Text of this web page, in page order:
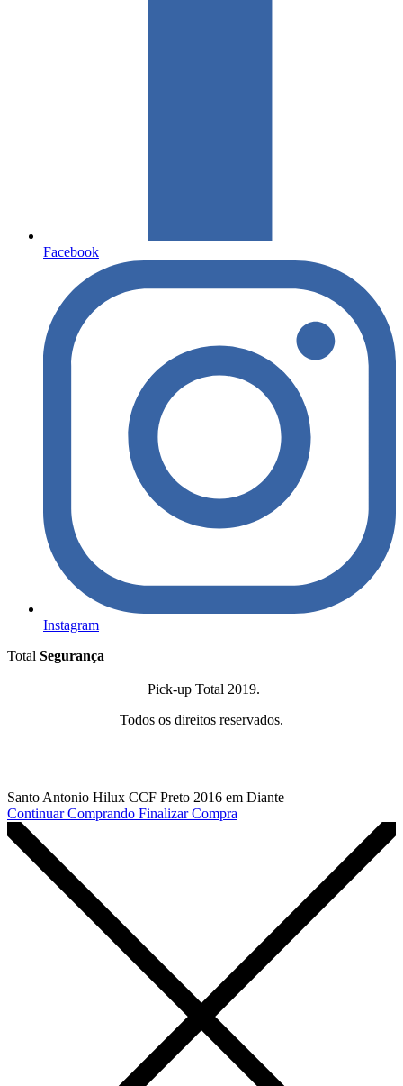
Facebook
Instagram
Total Segurança
Pick-up Total 2019.
Todos os direitos reservados.
Santo Antonio Hilux CCF Preto 2016 em Diante
Continuar Comprando Finalizar Compra